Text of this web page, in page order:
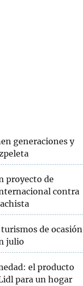
generaciones y
proyecto de
contra
de ocasión
julio
el producto
para un hogar